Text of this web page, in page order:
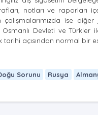
notları ve raporları
ise diğer
Devleti ve
tarihi açısından normal bir
Sorunu Rusya